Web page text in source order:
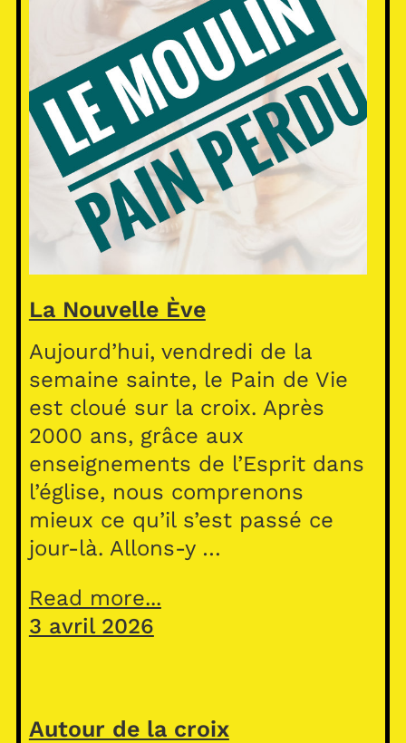
La Nouvelle Ève
Aujourd’hui, vendredi de la
semaine sainte, le Pain de Vie
est cloué sur la croix. Après
2000 ans, grâce aux
enseignements de l’Esprit dans
l’église, nous comprenons
mieux ce qu’il s’est passé ce
jour-là. Allons-y …
Read more...
3 avril 2026
Autour de la croix